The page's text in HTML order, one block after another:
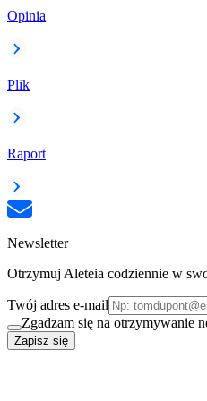
Opinia
Plik
Raport
Newsletter
Otrzymuj Aleteia codziennie w
Twój adres e-mail
Zgadzam się na otrzymywanie
Zapisz się